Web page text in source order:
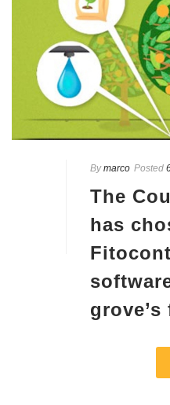
By marco Posted
The
has